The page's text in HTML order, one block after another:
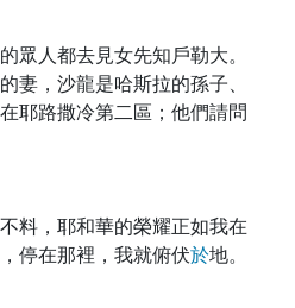
眾人都去見女先知戶勒大。
妻，沙龍是哈斯拉的孫子、
耶路撒冷第二區；他們請問
料，耶和華的榮耀正如我在
停在那裡，我就俯伏於地。